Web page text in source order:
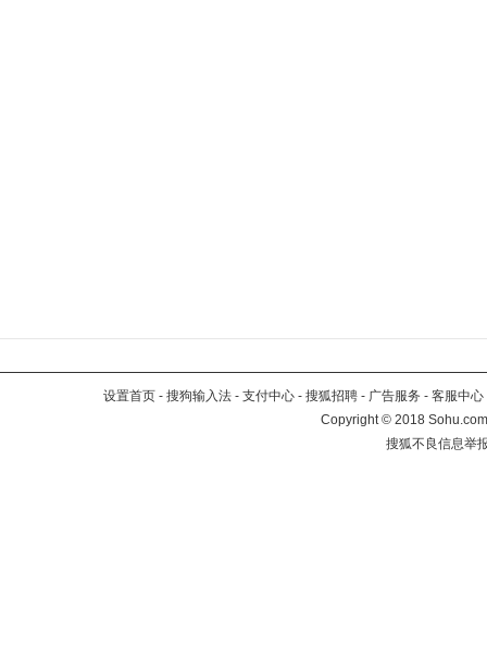
设置首页 - 搜狗输入法 - 支付中心 - 搜狐招聘 - 广告服务 - 客服中心
Copyright©2018
搜狐不良信息举